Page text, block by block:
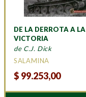
DE LA DERROTA A LA
VICTORIA
de C.J. Dick
SALAMINA
$ 99.253,00